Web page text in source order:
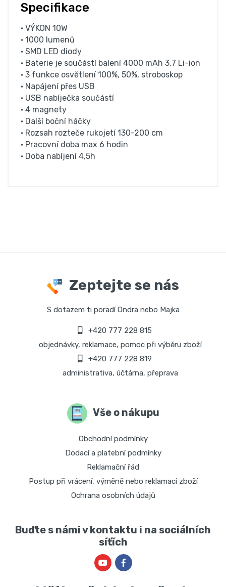
Specifikace
• VÝKON 10W
• 1000 lumenů
• SMD LED diody
• Baterie je součástí balení 4000 mAh 3,7 Li-ion
• 3 funkce osvětlení 100%, 50%, stroboskop
• Napájení přes USB
• USB nabíječka součástí
• 4 magnety
• Další boční háčky
• Rozsah rozteče rukojetí 130-200 cm
• Pracovní doba max 6 hodin
• Doba nabíjení 4,5h
Zeptejte se nás
S dotazem ti poradí Ondra nebo Majka
+420 777 228 815
objednávky, reklamace, pomoc při výběru zboží
+420 777 228 819
administrativa, účtárna, přeprava
Vše o nákupu
Obchodní podmínky
Dodací a platební podmínky
Reklamační řád
Postup při vrácení, výměně nebo reklamaci zboží
Ochrana osobních údajů
Buďte s námi v kontaktu i na sociálních
síťích